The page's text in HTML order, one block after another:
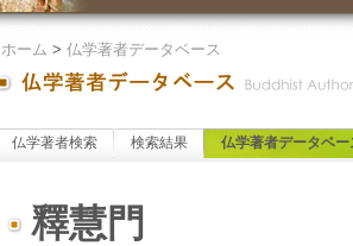
ホーム > 仏学著者データベース
仏学著者検索 検索結果 仏学著者データベー
釋慧門